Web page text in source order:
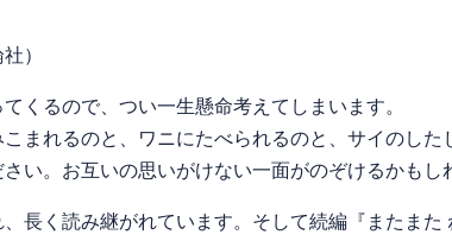
）
くるので、つい一生懸命考えてしまいます。
まれるのと、ワニにたべられるのと、サイのした
い。お互いの思いがけない一面がのぞけるかもし
長く読み継がれています。そして続編『またま